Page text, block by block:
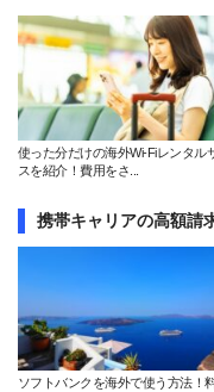
使った分だけの海外Wi-Fiレンタル
スを紹介！費用をさ...
携帯キャリアの高額請
ソフトバンクを海外で使う方法！